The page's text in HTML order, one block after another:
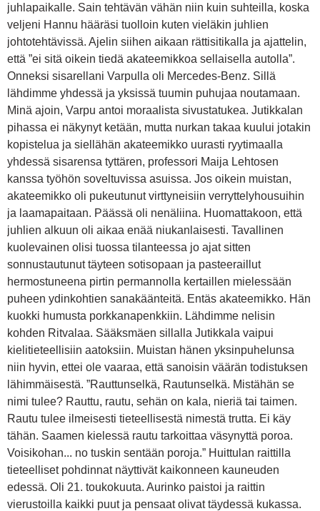
juhlapaikalle. Sain tehtävän vähän niin kuin suhteilla, koska
veljeni Hannu hääräsi tuolloin kuten vieläkin juhlien
johtotehtävissä. Ajelin siihen aikaan rättisitikalla ja ajattelin,
että ”ei sitä oikein tiedä akateemikkoa sellaisella autolla”.
Onneksi sisarellani Varpulla oli Mercedes-Benz. Sillä
lähdimme yhdessä ja yksissä tuumin puhujaa noutamaan.
Minä ajoin, Varpu antoi moraalista sivustatukea. Jutikkalan
pihassa ei näkynyt ketään, mutta nurkan takaa kuului jotakin
kopistelua ja siellähän akateemikko uurasti ryytimaalla
yhdessä sisarensa tyttären, professori Maija Lehtosen
kanssa työhön soveltuvissa asuissa. Jos oikein muistan,
akateemikko oli pukeutunut virttyneisiin verryttelyhousuihin
ja laamapaitaan. Päässä oli nenäliina. Huomattakoon, että
juhlien alkuun oli aikaa enää niukanlaisesti. Tavallinen
kuolevainen olisi tuossa tilanteessa jo ajat sitten
sonnustautunut täyteen sotisopaan ja pasteeraillut
hermostuneena pirtin permannolla kertaillen mielessään
puheen ydinkohtien sanakäänteitä. Entäs akateemikko. Hän
kuokki humusta porkkanapenkkiin. Lähdimme nelisin
kohden Ritvalaa. Sääksmäen sillalla Jutikkala vaipui
kielitieteellisiin aatoksiin. Muistan hänen yksinpuhelunsa
niin hyvin, ettei ole vaaraa, että sanoisin väärän todistuksen
lähimmäisestä. ”Rauttunselkä, Rautunselkä. Mistähän se
nimi tulee? Rauttu, rautu, sehän on kala, nieriä tai taimen.
Rautu tulee ilmeisesti tieteellisestä nimestä trutta. Ei käy
tähän. Saamen kielessä rautu tarkoittaa väsynyttä poroa.
Voisikohan... no tuskin sentään poroja.” Huittulan raittilla
tieteelliset pohdinnat näyttivät kaikonneen kauneuden
edessä. Oli 21. toukokuuta. Aurinko paistoi ja raittin
vierustoilla kaikki puut ja pensaat olivat täydessä kukassa.